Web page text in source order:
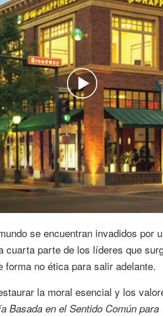
Play
Video
se encuentran invadidos por
cuarta parte de los líderes que
forma no ética para salir adelante.
la moral esencial y los
Basada en el Sentido Común para